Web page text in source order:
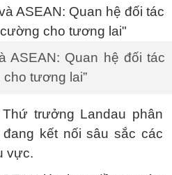
ASEAN: Quan hệ đối tác
tương lai”
trưởng Landau phân
kết nối sâu sắc các
vực.